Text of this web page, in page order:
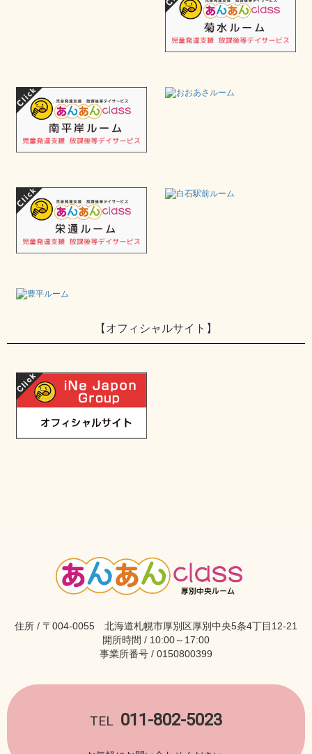
【オフィシャルサイト】
住所 / 〒004-0055 北海道札幌市厚別区厚別中央5条4丁目12-21
開所時間 / 10:00～17:00
事業所番号 / 0150800399
TEL 011-802-5023